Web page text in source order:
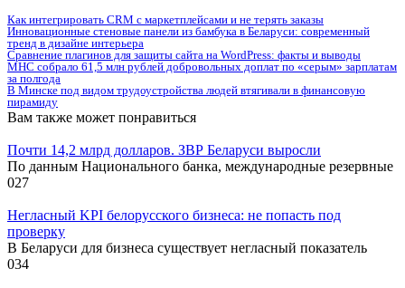
Как интегрировать CRM с маркетплейсами и не терять заказы
Инновационные стеновые панели из бамбука в Беларуси: современный
тренд в дизайне интерьера
Сравнение плагинов для защиты сайта на WordPress: факты и выводы
МНС собрало 61,5 млн рублей добровольных доплат по «серым» зарплатам
за полгода
В Минске под видом трудоустройства людей втягивали в финансовую
пирамиду
Вам также может понравиться
Почти 14,2 млрд долларов. ЗВР Беларуси выросли
По данным Национального банка, международные резервные
027
Негласный KPI белорусского бизнеса: не попасть под
проверку
В Беларуси для бизнеса существует негласный показатель
034